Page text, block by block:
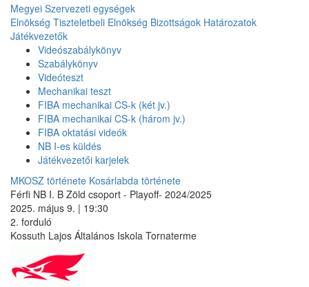
Megyei Szervezeti egységek
Elnökség Tiszteletbeli Elnökség Bizottságok Határozatok
Játékvezetők
Videószabálykönyv
Szabálykönyv
Videóteszt
Mechanikai teszt
FIBA mechanikai CS-k (két jv.)
FIBA mechanikai CS-k (három jv.)
FIBA oktatási videók
NB I-es küldés
Játékvezetői karjelek
MKOSZ története Kosárlabda története
Férfi NB I. B Zöld csoport - Playoff- 2024/2025
2025. május 9. | 19:30
2. forduló
Kossuth Lajos Általános Iskola Tornaterme